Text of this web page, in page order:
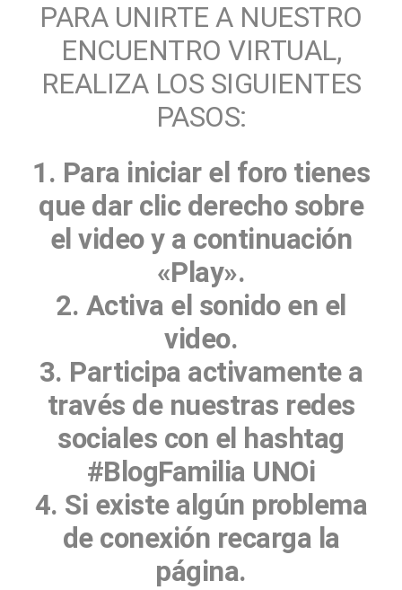
PARA UNIRTE A NUESTRO
ENCUENTRO VIRTUAL,
REALIZA LOS SIGUIENTES
PASOS:
1. Para iniciar el foro tienes
que dar clic derecho sobre
el video y a continuación
«Play».
2. Activa el sonido en el
video.
3. Participa activamente a
través de nuestras redes
sociales con el hashtag
#BlogFamilia UNOi
4. Si existe algún problema
de conexión recarga la
página.